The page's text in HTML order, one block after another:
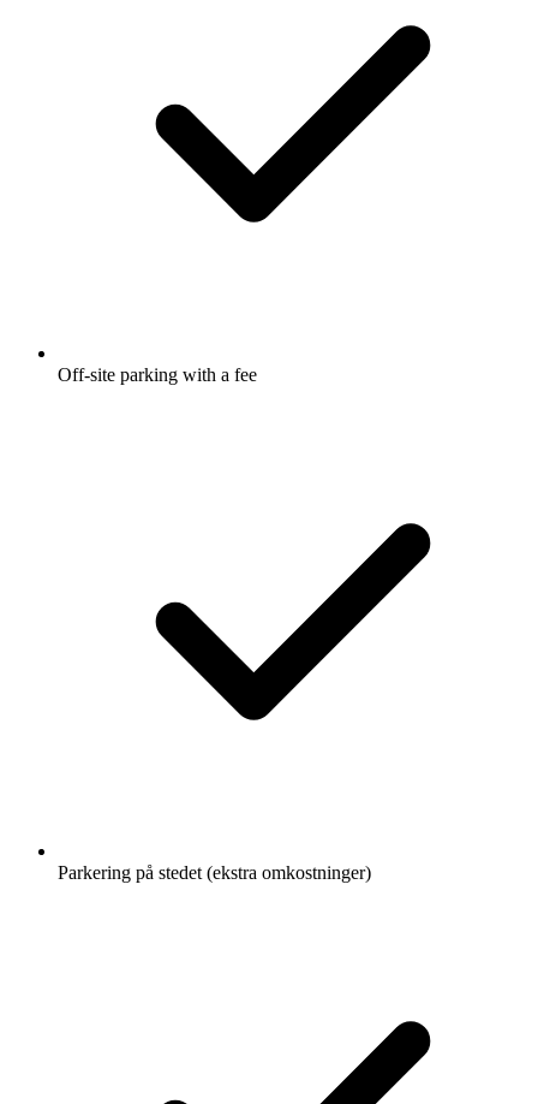
Off-site parking with a fee
Parkering på stedet (ekstra omkostninger)